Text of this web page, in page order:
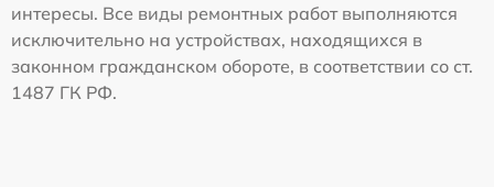
интересы. Все виды ремонтных работ выполняются
исключительно на устройствах, находящихся в
законном гражданском обороте, в соответствии со ст.
1487 ГК РФ.